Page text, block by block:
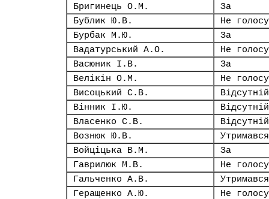
Бригинець О.М.
За
Бублик Ю.В.
Не
Бурбак М.Ю.
За
Вадатурський А.О.
Не
Васюник І.В.
За
Велікін О.М.
Не
Висоцький С.В.
Відсутній
Вінник І.Ю.
Відсутній
Власенко С.В.
Відсутній
Вознюк Ю.В.
Утримався
Войціцька В.М.
За
Гаврилюк М.В.
Не
Гальченко А.В.
Утримався
Геращенко А.Ю.
Не